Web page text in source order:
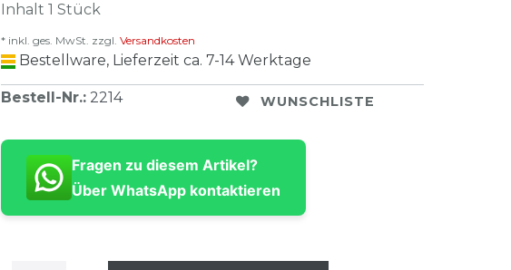
Inhalt 1 Stück
* inkl. ges. MwSt. zzgl. Versandkosten
Bestellware, Lieferzeit ca. 7-14 Werktage
Bestell-Nr.: 2214 WUNSCHLISTE
Fragen zu diesem Artikel?
Über WhatsApp kontaktieren